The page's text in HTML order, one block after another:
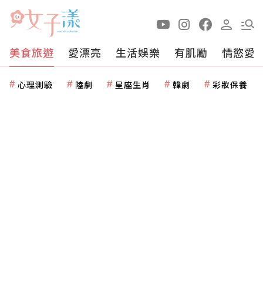
美食旅遊 愛漂亮 生活娛樂 有肌勵 情慾愛
心理測驗 陸劇 星座生肖 韓劇 彩妝保養